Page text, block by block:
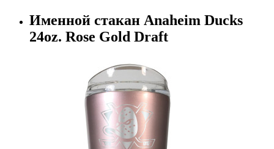
Именной стакан Anaheim Ducks
24oz. Rose Gold Draft